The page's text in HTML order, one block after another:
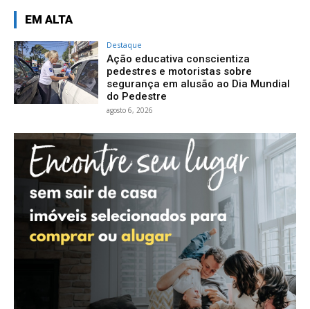
EM ALTA
Destaque
Ação educativa conscientiza
pedestres e motoristas sobre
segurança em alusão ao Dia Mundial
do Pedestre
agosto 6, 2026